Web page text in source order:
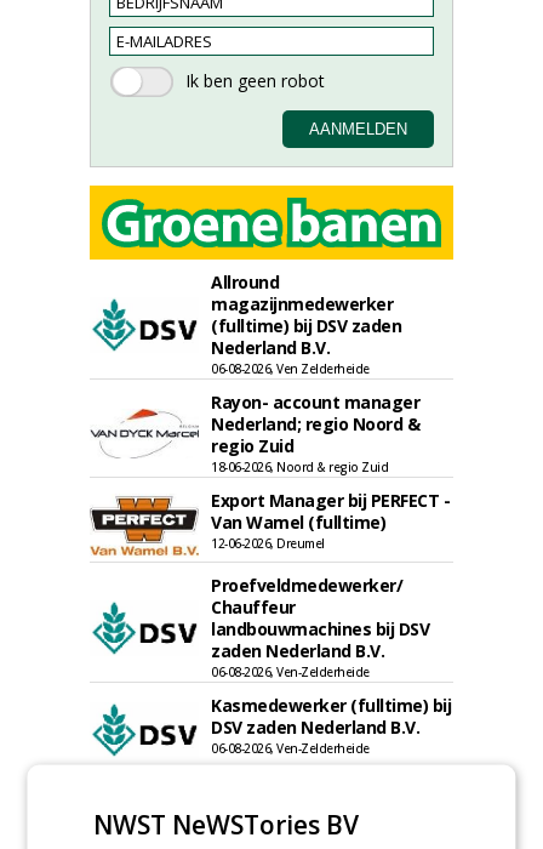
Allround
magazijnmedewerker
(fulltime) bij DSV zaden
Nederland B.V.
06-08-2026, Ven Zelderheide
Rayon- account manager
Nederland; regio Noord &
regio Zuid
18-06-2026, Noord & regio Zuid
Export Manager bij PERFECT -
Van Wamel (fulltime)
12-06-2026, Dreumel
Proefveldmedewerker/
Chauffeur
landbouwmachines bij DSV
zaden Nederland B.V.
06-08-2026, Ven-Zelderheide
Kasmedewerker (fulltime) bij
DSV zaden Nederland B.V.
06-08-2026, Ven-Zelderheide
Boomtotaalzorg32-40 uur
30-07-2026, Schalkwijk
NWST NeWSTories BV